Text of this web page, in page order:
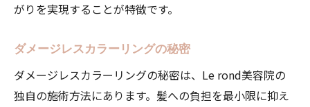
がりを実現することが特徴です。
ダメージレスカラーリングの秘密
ダメージレスカラーリングの秘密は、Le rond美容院の
独自の施術方法にあります。髪への負担を最小限に抑え